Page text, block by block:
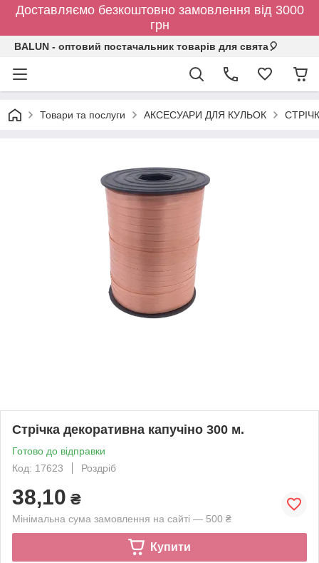
Доставляємо безкоштовно замовлення від 3000
грн
BALUN - оптовий постачальник товарів для свята🎈
Товари та послуги АКСЕСУАРИ ДЛЯ КУЛЬОК
Стрічка декоративна капучіно 300 м.
Готово до відправки
Код: 17623
Роздріб
38,10 ₴
Мінімальна сума замовлення на сайті — 500 ₴
Купити